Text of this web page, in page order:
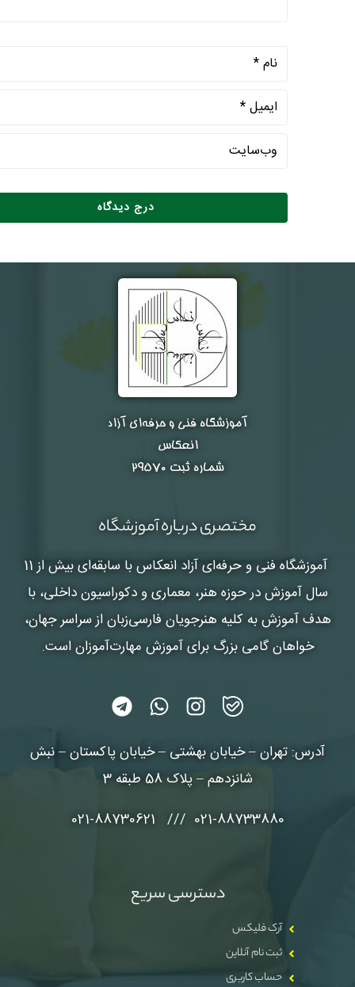
آموزشگاه فنی و حرفه‌ای آزاد
انعکاس
شماره ثبت ۲۹۵۷۰
مختصری درباره آموزشگاه
آموزشگاه فنی و حرفه‌ای آزاد انعکاس
با سابقه‌ای بیش از 11
سال آموزش در حوزه هنر، معماری و دکوراسیون داخلی، با
هدف آموزش به کلیه هنرجویان فارسی‌زبان از سراسر جهان،
خواهان گامی بزرگ برای آموزش مهارت‌آموزان است.
آدرس: تهران – خیابان بهشتی – خیابان پاکستان – نبش
شانزدهم – پلاک 58 طبقه 3
021-88733880 /// 021-88730621
دسترسی سریع
آرک فلیکس
ثبت نام آنلاین
حساب کاربری